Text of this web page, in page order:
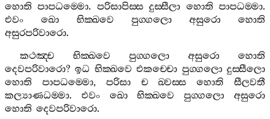
හොති පාපධම‍්මො. පරිසාපිස‍්ස දුස‍්සීලා හොති පාපධම‍්මා.
එවං
ඛො භික‍්ඛවෙ පුග‍්ගලො අසුරො
හොති
අසුරපරිවාරො.
කථඤ‍්ච
භික‍්ඛවෙ පුග‍්ගලො අසුරො
හොති
දෙවපරිවාරො?ඉධ භික‍්ඛවෙ එකච‍්චො පුග‍්ගලො දුස‍්සීලො
හොති
පාපධම‍්මො, පරිසා ච ඛ‍්වස‍්ස හොති
සීලවතී
කල්‍යාණධම‍්මා. එවං ඛො භික‍්ඛවෙ පුග‍්ගලො
අසුරො
හොති දෙවපරිවාරො.